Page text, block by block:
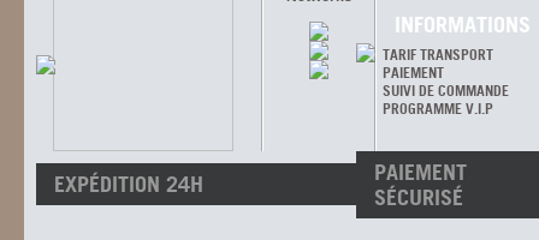
INFORMATIONS
TARIF TRANSPORT
PAIEMENT
SUIVI DE COMMANDE
PROGRAMME V.I.P
EXPÉDITION 24H
PAIEMENT
SÉCURISÉ